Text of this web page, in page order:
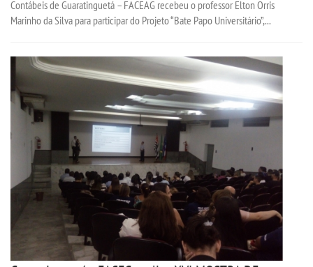
Contábeis de Guaratinguetá – FACEAG recebeu o professor Elton Orris
Marinho da Silva para participar do Projeto “Bate Papo Universitário”,...